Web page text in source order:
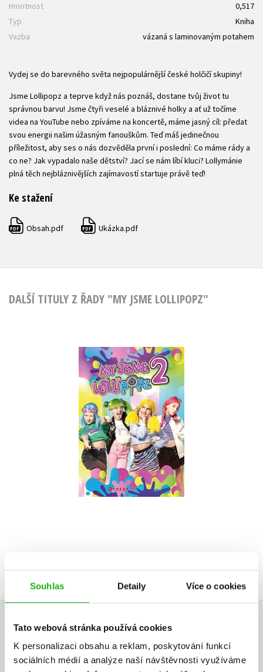
Souhlas Detaily Více o cookies
Tato webová stránka používá cookies
K personalizaci obsahu a reklam, poskytování funkcí
sociálních médií a analýze naší návštěvnosti využíváme
Hmotnost
0,517
Typ
Kniha
Vazba
vázaná s laminovaným potahem
Vydej se do barevného světa nejpopulárnější české holčičí skupiny!
Jsme Lollipopz a teprve když nás poznáš, dostane tvůj život tu
správnou barvu! Jsme čtyři veselé a bláznivé holky a ať už točíme
videa na YouTube nebo zpíváme na koncertě, máme jasný cíl: předat
svou energii našim úžasným fanouškům. Teď máš jedinečnou
příležitost, aby ses o nás dozvěděla první i poslední: Co máme rády a
co ne? Jak vypadalo naše dětství? Jací se nám líbí kluci? Lollymánie
plná těch nejbláznivějších zajímavostí startuje právě teď!
Ke stažení
PDF Obsah.pdf PDF Ukázka.pdf
DALŠÍ TITULY Z ŘADY "MY JSME LOLLIPOPZ"
My jsme Lollipopz 2
Moni Barczik
,
Karel Andreas Stiebling
Do košíku
269 Kč
215 Kč
HODNOCENÍ ČTENÁŘŮ
V současné době nejsou vytvořena žádná uživatelská hodnocení.